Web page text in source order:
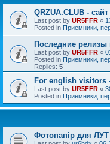
QRZUA.CLUB -
Last post by UR5FFR «
Posted in Приемники,
Последние релизы
Last post by UR5FFR «
Posted in Приемники,
Replies: 5
For english visitors
Last post by UR5FFR «
Posted in Приемники,
Фотопапір для ЛУТ